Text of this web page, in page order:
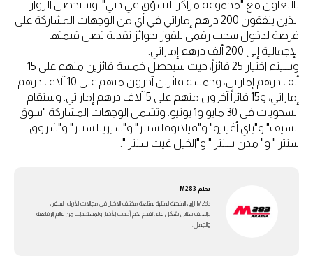
بالتعاون مع "مجموعة مراكز التسوّق في دبي". وسيحصل الزوار
الذين ينفقون 200 درهم إماراتي في أي من الوجهات المشاركة على
فرصة لدخول سحب رقمي للفوز بجوائز نقدية تصل قيمتها
الإجمالية إلى 200 ألف درهم إماراتي.
وسيتم اختيار 25 فائزاً، حيث سيحصل خمسة فائزين منهم على 15
ألف درهم إماراتي، وخمسة فائزين آخرون منهم على 10 آلاف درهم
إماراتي، و15 فائزاً آخرون منهم على 5 آلاف درهم إماراتي. وستقام
السحوبات في 30 مايو و1 يونيو. وتشمل الوجهات المشاركة "سوق
السيف" و"باي أڤينيو" و"فيلانوفا سنتر" و"سيرينا سنتر" و"شروق
سنتر " و" مدن سنتر " و"الخيل غيت سنتر ".
بقلم M283
M283 ارابيا، المنصة المثالية لمتابعة مختلف الاخبار في مجالات الأزياء، السفر،
واللايف ستايل بشكل عام. تقدم لكم أحدث الأخبار والمستجدات من عالم الرفاهية
والجمال.